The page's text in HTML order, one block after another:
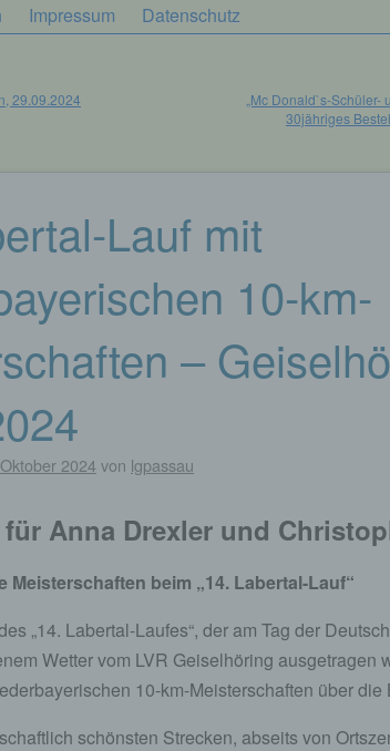
Impressum Datenschutz
29.09.2024
„Mc Donald`s-
30jähriges
Lauf mit
10-km-
–
2024 von lgpassau
für Anna Drexler und
Meisterschaften beim „14. Labertal-Lauf“
„14. Labertal-Laufes“, der am Tag der
Wetter vom LVR Geiselhöring ausgetragen
10-km-Meisterschaften über die
schönsten Strecken, abseits von